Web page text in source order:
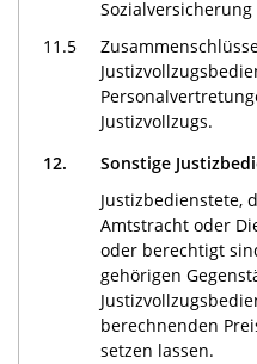
Sozialversicherung
11.5
Justizvollzugs.
12.
Sonstige
Justizbedienstete,
Amtstracht oder
oder berechtigt
gehörigen
berechnenden
setzen lassen.